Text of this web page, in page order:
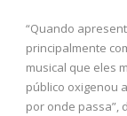
“Quando
principalmente
musical que eles
público oxigenou
por onde passa”,